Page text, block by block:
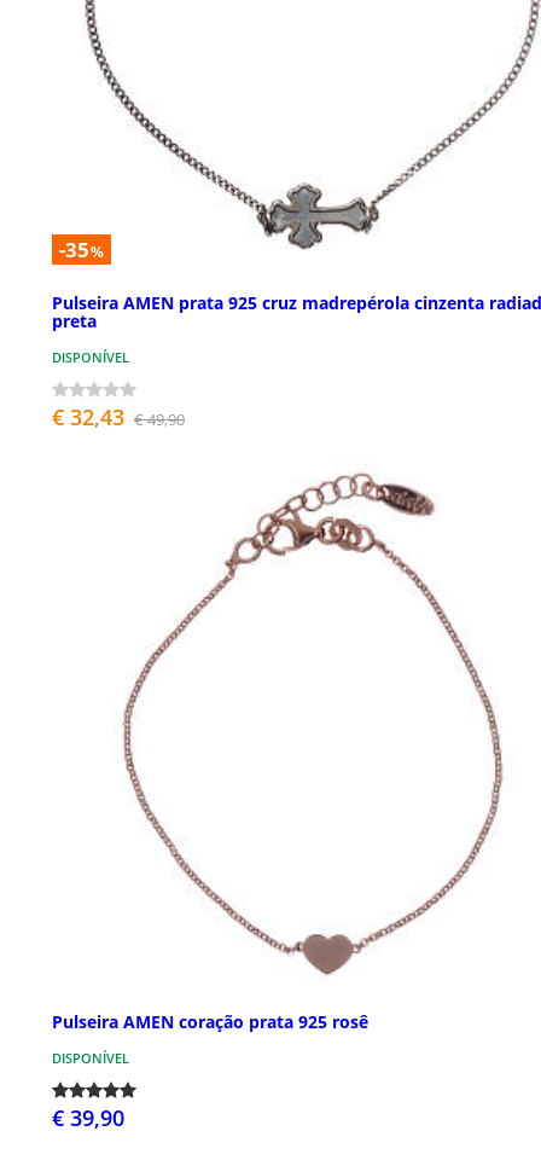
-35%
Pulseira AMEN prata 925 cruz madrepérola cinzenta
preta
DISPONÍVEL
€ 32,43 € 49,90
Pulseira AMEN coração prata 925 rosê
DISPONÍVEL
€ 39,90